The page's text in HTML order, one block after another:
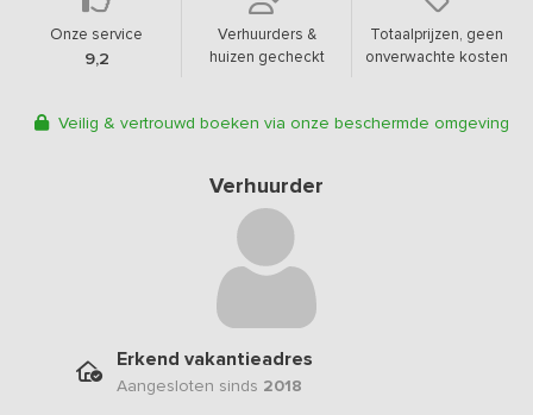
Onze service
9,2
Verhuurders &
huizen gecheckt
Totaalprijzen, geen
onverwachte kosten
Veilig & vertrouwd boeken via onze beschermde omgeving
Verhuurder
Erkend vakantieadres
Aangesloten sinds 2018